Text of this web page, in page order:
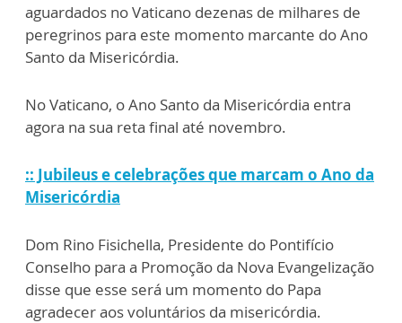
aguardados no Vaticano dezenas de milhares de
peregrinos para este momento marcante do Ano
Santo da Misericórdia.
No Vaticano, o Ano Santo da Misericórdia entra
agora na sua reta final até novembro.
:: Jubileus e celebrações que marcam o Ano da
Misericórdia
Dom Rino Fisichella, Presidente do Pontifício
Conselho para a Promoção da Nova Evangelização
disse que esse será um momento do Papa
agradecer aos voluntários da misericórdia.